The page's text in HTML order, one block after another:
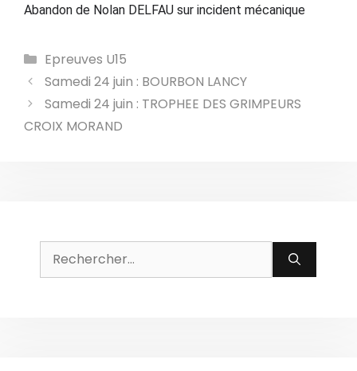
Abandon de Nolan DELFAU sur incident mécanique
Catégories
Epreuves U15
Samedi 24 juin : BOURBON LANCY
Samedi 24 juin : TROPHEE DES GRIMPEURS
CROIX MORAND
Rechercher :